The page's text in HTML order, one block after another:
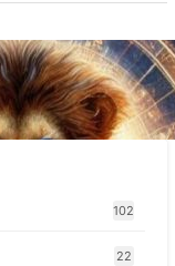
de
în 2026
102
22